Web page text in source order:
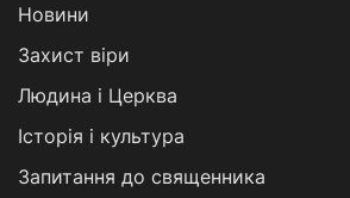
Новини
Захист віри
Людина і Церква
Історія і культура
Запитання до священника